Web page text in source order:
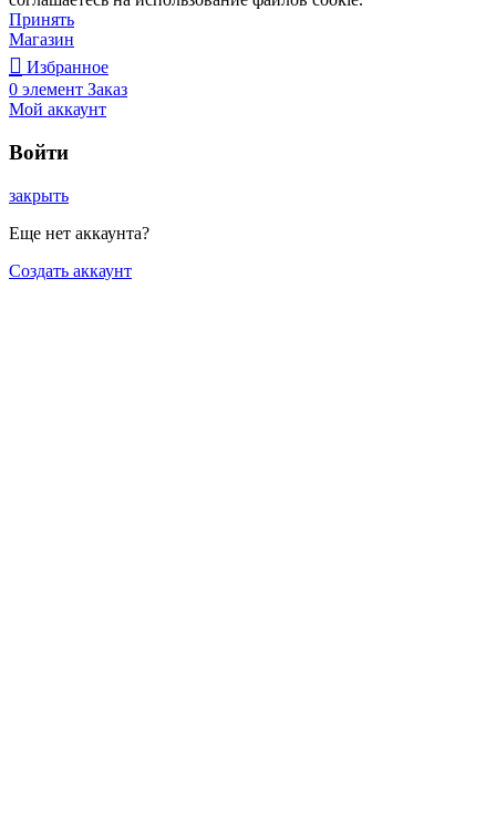
Принять
Магазин
Избранное
0 элемент Заказ
Мой аккаунт
Войти
закрыть
Еще нет аккаунта?
Создать аккаунт